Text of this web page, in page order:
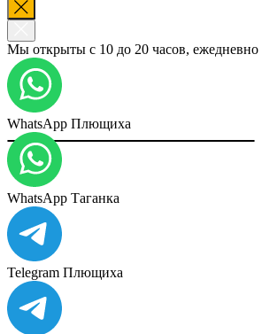
Мы открыты с 10 до 20 часов, ежедневно
WhatsApp Плющиха
WhatsApp Таганка
Telegram Плющиха